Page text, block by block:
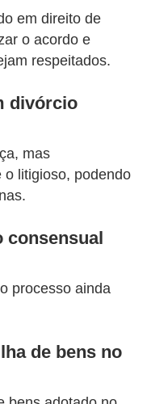
em direito de
o acordo e
respeitados.
divórcio
mas
o litigioso, podendo
consensual
processo ainda
de bens no